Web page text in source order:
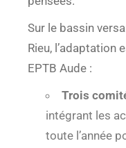
Sur le bassin
Rieu, l’adaptation
EPTB Aude :
Trois
intégrant les
toute l’année